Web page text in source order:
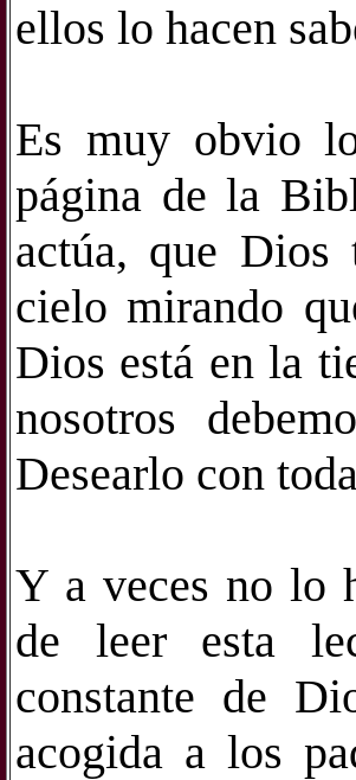
ellos lo hacen
Es muy obvio
página de la
actúa, que
cielo mirando
Dios está en la
nosotros
Desearlo con
Y a veces no lo
de leer esta
constante de
acogida a los